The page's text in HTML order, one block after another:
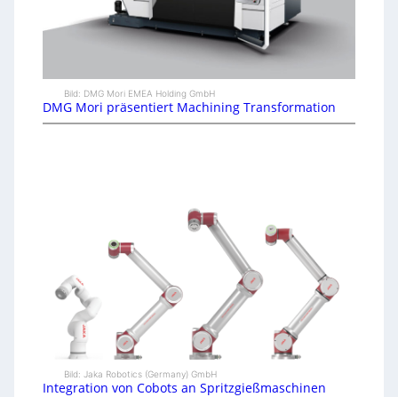
Bild: DMG Mori EMEA Holding GmbH
DMG Mori präsentiert Machining Transformation
Bild: Jaka Robotics (Germany) GmbH
Integration von Cobots an Spritzgießmaschinen